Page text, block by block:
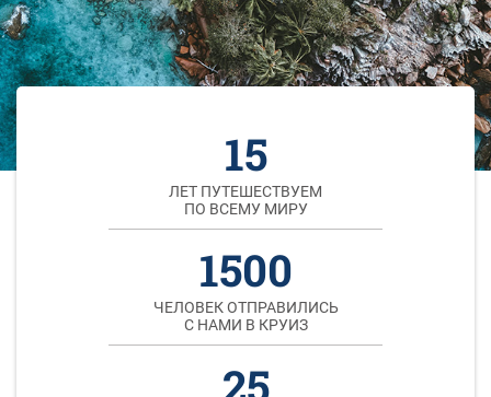
15
ЛЕТ ПУТЕШЕСТВУЕМ
ПО ВСЕМУ МИРУ
1500
ЧЕЛОВЕК ОТПРАВИЛИСЬ
С НАМИ В КРУИЗ
25